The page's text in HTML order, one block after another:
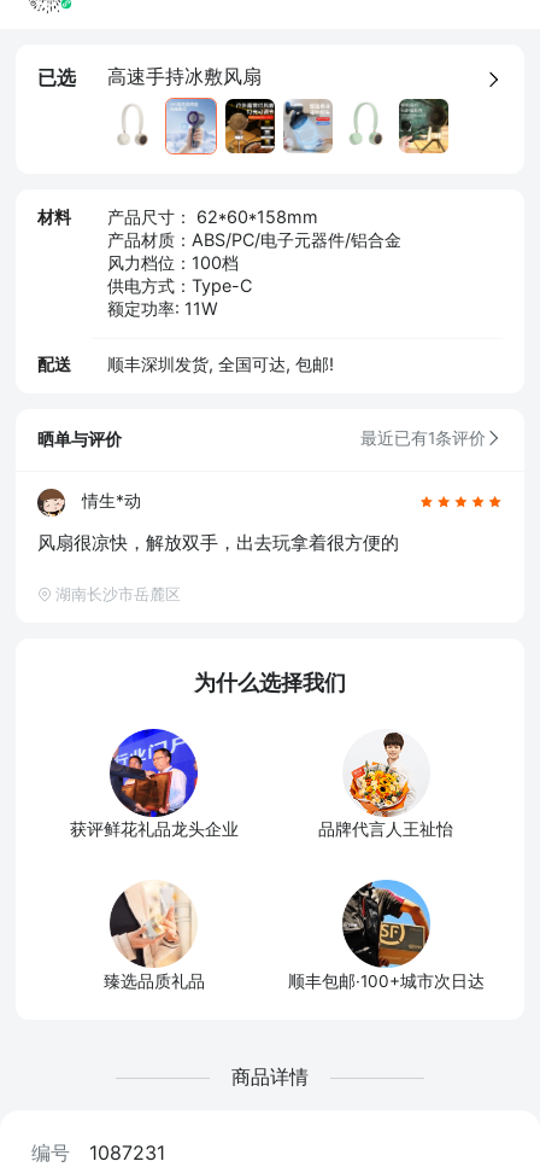
已选 高速手持冰敷风扇
材料
产品尺寸： 62*60*158mm
产品材质：ABS/PC/电子元器件/铝合金
风力档位：100档
供电方式：Type-C
额定功率: 11W
配送 顺丰深圳发货, 全国可达, 包邮!
晒单与评价 最近已有1条评价
情生*动
风扇很凉快，解放双手，出去玩拿着很方便的
湖南长沙市岳麓区
为什么选择我们
获评鲜花礼品龙头企业 品牌代言人王祉怡
臻选品质礼品 顺丰包邮·100+城市次日达
商品详情
编号
1087231